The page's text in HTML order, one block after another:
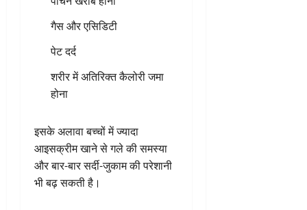
गैस और एसिडिटी
पेट दर्द
शरीर में अतिरिक्त कैलोरी जमा
होना
इसके अलावा बच्चों में ज्यादा
आइसक्रीम खाने से गले की समस्या
और बार-बार सर्दी-जुकाम की परेशानी
भी बढ़ सकती है।